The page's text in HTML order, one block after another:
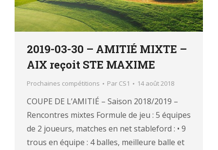
2019-03-30 – AMITIÉ MIXTE –
AIX reçoit STE MAXIME
Prochaines compétitions Par CS1 14 août 2018
COUPE DE L’AMITIÉ – Saison 2018/2019 –
Rencontres mixtes Formule de jeu : 5 équipes
de 2 joueurs, matches en net stableford : • 9
trous en équipe : 4 balles, meilleure balle et